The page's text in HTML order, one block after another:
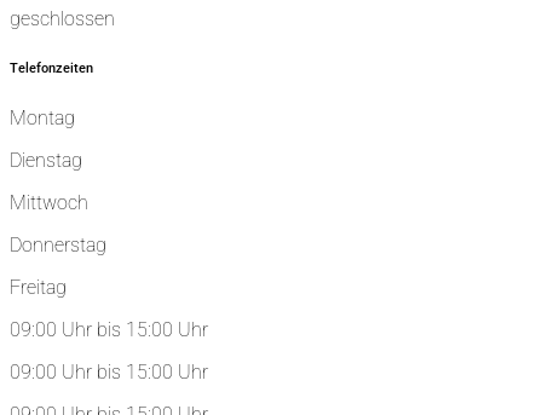
geschlossen
Telefonzeiten
Montag
Dienstag
Mittwoch
Donnerstag
Freitag
09:00 Uhr bis 15:00 Uhr
09:00 Uhr bis 15:00 Uhr